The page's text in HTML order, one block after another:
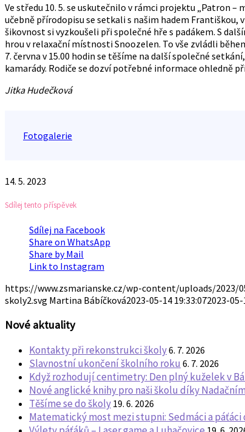
Ve středu 10. 5. se uskutečnilo v rámci projektu „Patron
učebně přírodopisu se setkali s našim hadem Františkou,
šikovnost si vyzkoušeli při společné hře s padákem. S
hrou v relaxační místnosti Snoozelen. To vše zvládli
7. června v 15.00 hodin se těšíme na další společné
kamarády. Rodiče se dozví potřebné informace ohledně
Jitka Hudečková
Fotogalerie
14. 5. 2023
Sdílej tento příspěvek
Sdílej na Facebook
Share on WhatsApp
Share by Mail
Link to Instagram
https://www.zsmarianske.cz/wp-content/uploads/2023/
skoly2.svg Martina Bábíčková2023-05-14 19:33:072023-05-
Nové aktuality
Kontakty při rekonstrukci školy6. 7. 2026
Slavnostní ukončení školního roku 6. 7. 2026
Když rozhodují centimetry: Den plný kuželek v
Nové anglické knihy pro naši školu díky
Těšíme se do školy 19. 6. 2026
Matematický most mezi stupni: Sedmáci a